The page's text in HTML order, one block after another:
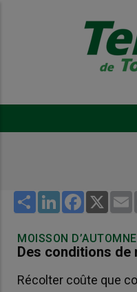
Share LinkedInFacebook
X
MOISSON D’AUTOMNE
Des conditions de
Récolter coûte que